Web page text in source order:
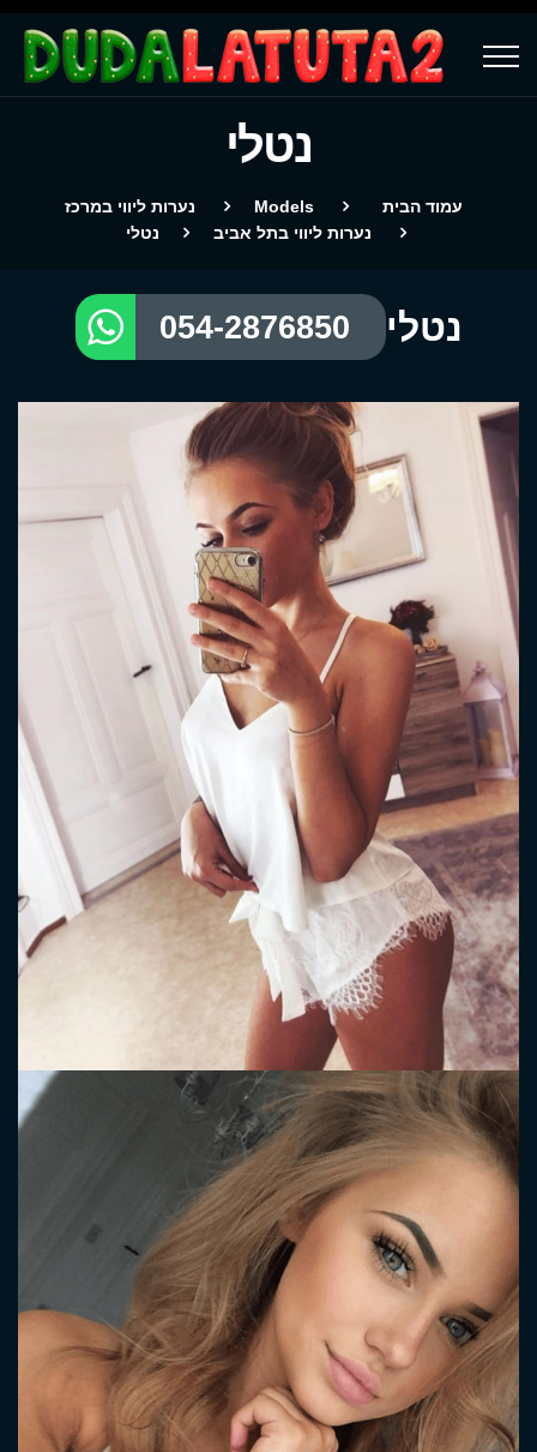
נטלי
עמוד הבית Models
נערות ליווי במרכז
נערות ליווי בתל אביב
נטלי
נטלי 054-2876850